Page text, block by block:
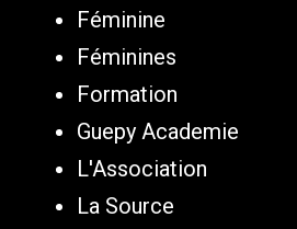
Féminine
Féminines
Formation
Guepy Academie
L'Association
La Source